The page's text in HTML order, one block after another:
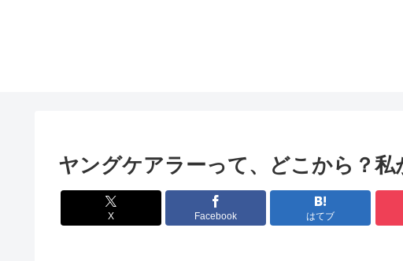
ヤングケアラーって、どこから？私
X Facebook はてブ